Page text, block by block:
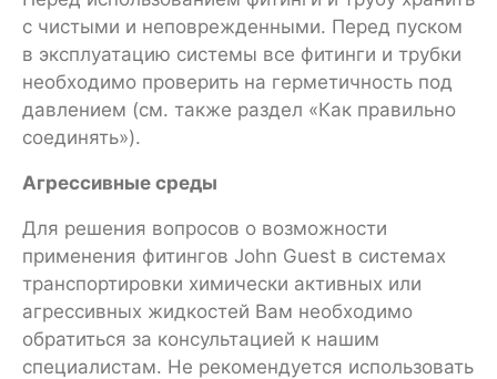
с чистыми и неповрежденными. Перед пуском
в эксплуатацию системы все фитинги и трубки
необходимо проверить на герметичность под
давлением (см. также раздел «Как правильно
соединять»).
Агрессивные среды
Для решения вопросов о возможности
применения фитингов John Guest в системах
транспортировки химически активных или
агрессивных жидкостей Вам необходимо
обратиться за консультацией к нашим
специалистам. Не рекомендуется использовать